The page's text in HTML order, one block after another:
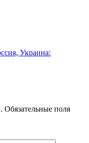
Украина:
Обязательные поля